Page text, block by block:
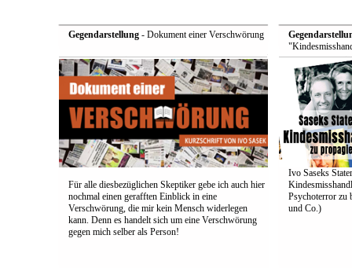
Gegendarstellung- Dokument einer Verschwörung
Für alle diesbezüglichen Skeptiker gebe ich auch hier
nochmal einen gerafften Einblick in eine
Verschwörung, die mir kein Mensch widerlegen
kann. Denn es handelt sich um eine Verschwörung
gegen mich selber als Person!
Ivo Saseks
Psychoterror zu
und Co.)